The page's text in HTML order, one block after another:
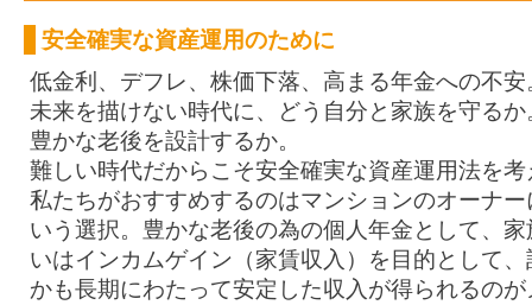
安全確実な資産運用のために
低金利、デフレ、株価下落、高まる年金への不安
未来を描けない時代に、どう自分と家族を守るか
豊かな老後を設計するか。
難しい時代だからこそ安全確実な資産運用法を
私たちがおすすめするのはマンションのオーナ
いう選択。豊かな老後の為の個人年金として、
いはインカムゲイン（家賃収入）を目的として
かも長期にわたって安定した収入が得られるの